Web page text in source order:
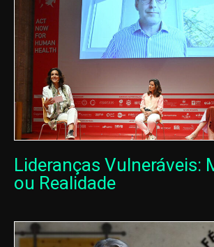
Lideranças Vulneráveis:
ou Realidade